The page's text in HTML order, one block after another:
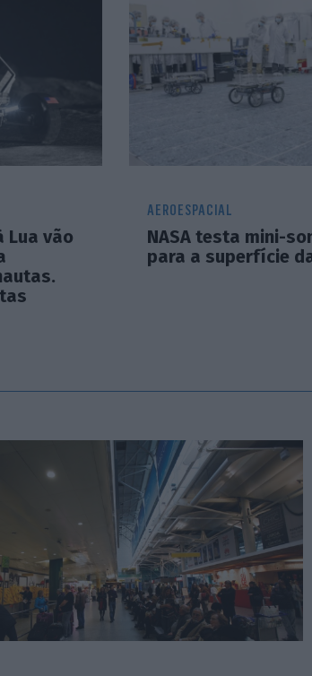
Lua vão
AEROESPACIAL
NASA testa mini-
para a superfície